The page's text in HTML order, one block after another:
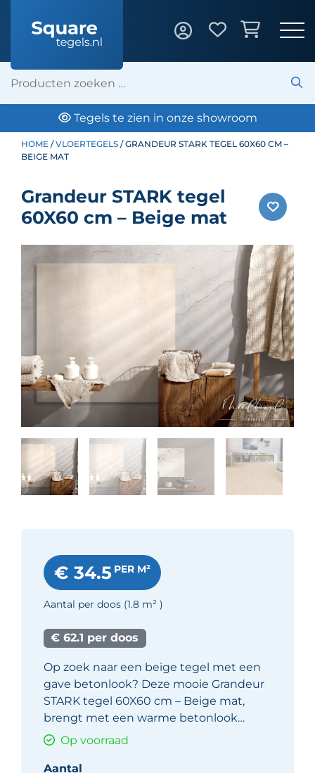
Tegels te zien in onze showroom
HOME /VLOERTEGELS / GRANDEUR STARK TEGEL 60X60 CM –
BEIGE MAT
Grandeur STARK tegel
60X60 cm – Beige mat
€ 34.5 PER M²
Aantal per doos (1.8 m² )
€ 62.1 per doos
Op zoek naar een beige tegel met een
gave betonlook? Deze mooie Grandeur
STARK tegel 60X60 cm – Beige mat,
brengt met een warme betonlook…
Op voorraad
Aantal